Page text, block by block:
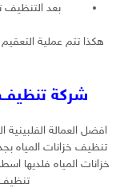
بعد التنظيف
هكذا تتم عملية
شركة تنظيف
افضل العمالة
تنظيف خزانات المياه
خزانات المياه فلديها
تنظيف